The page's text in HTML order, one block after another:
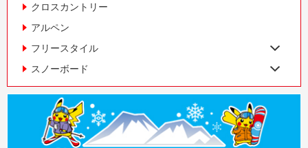
クロスカントリー
アルペン
フリースタイル
スノーボード